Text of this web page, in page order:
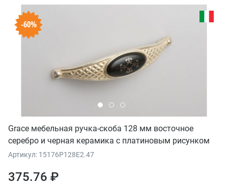
-60%
Grace мебельная ручка-скоба 128 мм восточное
серебро и черная керамика с платиновым рисунком
Армония
Артикул: 15176P128E2.47
375.76 ₽